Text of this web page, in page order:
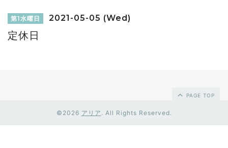
第1水曜日 2021-05-05 (Wed)
定休日
PAGE TOP
©2026 アリア . All Rights Reserved.